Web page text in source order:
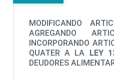
MODIFICANDO
AGREGANDO
INCORPORANDO
QUATER A LA LEY
DEUDORES